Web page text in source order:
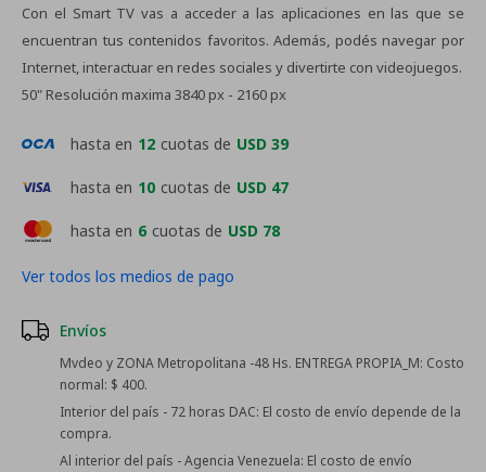
Con el Smart TV vas a acceder a las aplicaciones en las que se
encuentran tus contenidos favoritos. Además, podés navegar por
Internet, interactuar en redes sociales y divertirte con videojuegos.
50" Resolución maxima 3840 px - 2160 px
hasta en 6 cuotas de USD 78
hasta en 12 cuotas de USD 39
hasta en 10 cuotas de USD 47
Ver todos los medios de pago
Envíos
Mvdeo y ZONA Metropolitana -48 Hs. ENTREGA PROPIA_M: Costo
normal: $ 400.
Interior del país - 72 horas DAC: El costo de envío depende de la
compra.
Al interior del país - Agencia Venezuela: El costo de envío